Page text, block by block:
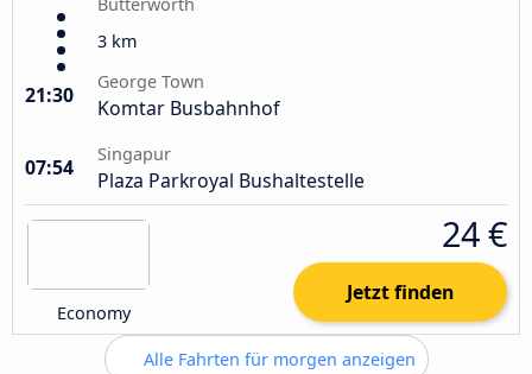
3 km
21:30
George Town
Komtar Busbahnhof
07:54
Singapur
Plaza Parkroyal Bushaltestelle
Economy
24 €
Jetzt finden
Alle Fahrten für morgen anzeigen